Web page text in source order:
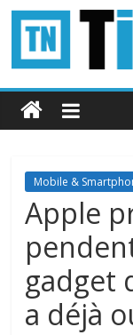
Passer
contenu
Le
belge
connecté
Mobile &
Apple
gadget
a déjà